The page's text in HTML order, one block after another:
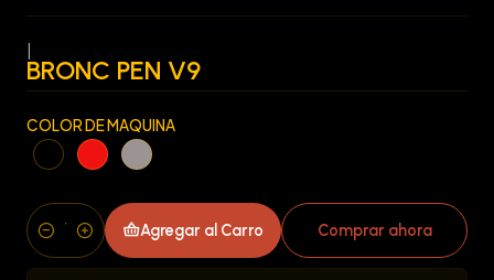
BRONC PEN V9
COLOR DE MAQUINA
Cantidad
Agregar al Carro Comprar ahora